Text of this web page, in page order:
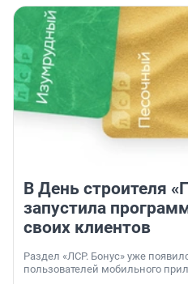
В День строителя
запустила
своих клиентов
Раздел «ЛСР. Бонус» уже
пользователей мобильного